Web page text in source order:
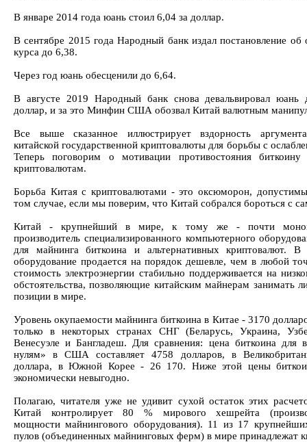
В январе 2014 года юань стоил 6,04 за доллар.
В сентябре 2015 года Народный банк издал постановление об
курса до 6,38.
Через год юань обесценили до 6,64.
В августе 2019 Народный банк снова девальвировал юань
доллар, и за это Минфин США обозвал Китай валютным
Все выше сказанное иллюстрирует вздорность
китайской государственной криптовалюты для борьбы с
Теперь поговорим о мотивации противостояния
криптовалютам.
Борьба Китая с криптовалютами - это оксюморон,
том случае, если мы поверим, что Китай собрался бороться с
Китай - крупнейший в мире, к тому же - почти
производитель специализированного компьютерного
для майнинга биткоина и альтернативных криптовалют. В
оборудование продается на порядок дешевле, чем в любой
стоимость электроэнергии стабильно поддерживается на
обстоятельства, позволяющие китайским майнерам занимать
позиции в мире.
Уровень окупаемости майнинга биткоина в Китае - 3170
только в некоторых странах СНГ (Беларусь, Украина,
Венесуэле и Бангладеш. Для сравнения: цена биткоина для
нулям» в США составляет 4758 долларов, в
доллара, в Южной Корее - 26 170. Ниже этой цены
экономически невыгодно.
Полагаю, читателя уже не удивит сухой остаток этих
Китай контролирует 80 % мирового хешрейта
мощности майнингового оборудования). 11 из 17
пулов (объединенных майнинговых ферм) в мире принадлежат